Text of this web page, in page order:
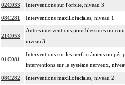
02C033 Interventions sur l'orbite, niveau 3
08C281 Interventions maxillofaciales, niveau 1
21C053
Autres interventions pour blessures ou
niveau 3
01C081
Interventions sur les nerfs crâniens ou
interventions sur le système nerveux,
08C282 Interventions maxillofaciales, niveau 2